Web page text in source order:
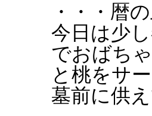
・・・暦
今日は少
でおばち
と桃をサ
墓前に供